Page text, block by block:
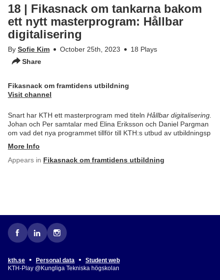
18 | Fikasnack om tankarna bakom
ett nytt masterprogram: Hållbar
digitalisering
By Sofie Kim October 25th, 2023
18 Plays
Share
Fikasnack om framtidens utbildning
Visit channel
Snart har KTH ett masterprogram med titeln Hållbar digitalisering.
Johan och Per samtalar med Elina Eriksson och Daniel Pargman
om vad det nya programmet tillför till KTH:s utbud av utbildningsp
More Info
Appears in Fikasnack om framtidens utbildning
kth.se • Personal data •
Student web
KTH-Play @Kungliga Tekniska högskolan